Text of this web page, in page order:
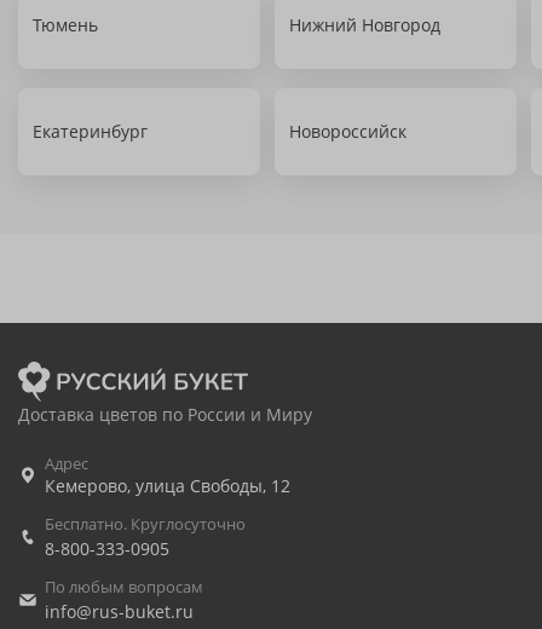
Тюмень Нижний Новгород
Екатеринбург Новороссийск
Доставка цветов по России и Миру
Адрес
Кемерово, улица Свободы, 12
Бесплатно. Круглосуточно
8-800-333-0905
По любым вопросам
info@rus-buket.ru